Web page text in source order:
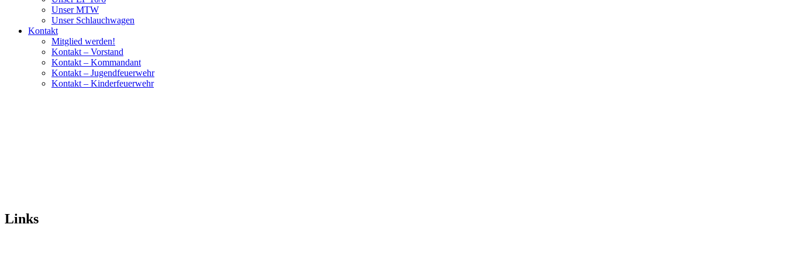
Unser MTW
Unser Schlauchwagen
Kontakt
Mitglied werden!
Kontakt – Vorstand
Kontakt – Kommandant
Kontakt – Jugendfeuerwehr
Kontakt – Kinderfeuerwehr
Links